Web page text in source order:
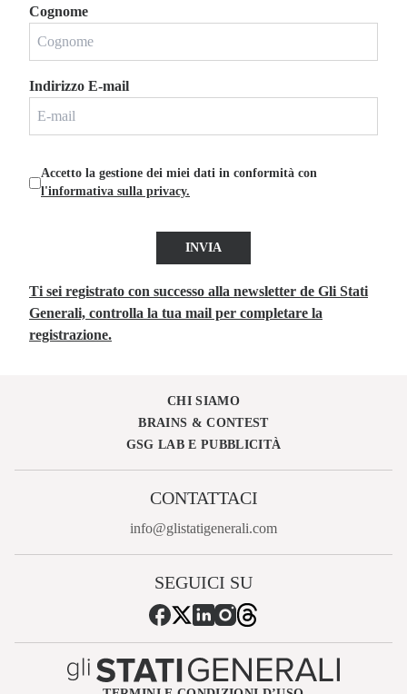
Cognome
Indirizzo E-mail
Accetto la gestione dei miei dati in conformità con
l'informativa sulla privacy.
INVIA
Ti sei registrato con successo alla newsletter de Gli Stati
Generali, controlla la tua mail per completare la
registrazione.
CHI SIAMO
BRAINS & CONTEST
GSG LAB E PUBBLICITÀ
CONTATTACI
info@glistatigenerali.com
SEGUICI SU